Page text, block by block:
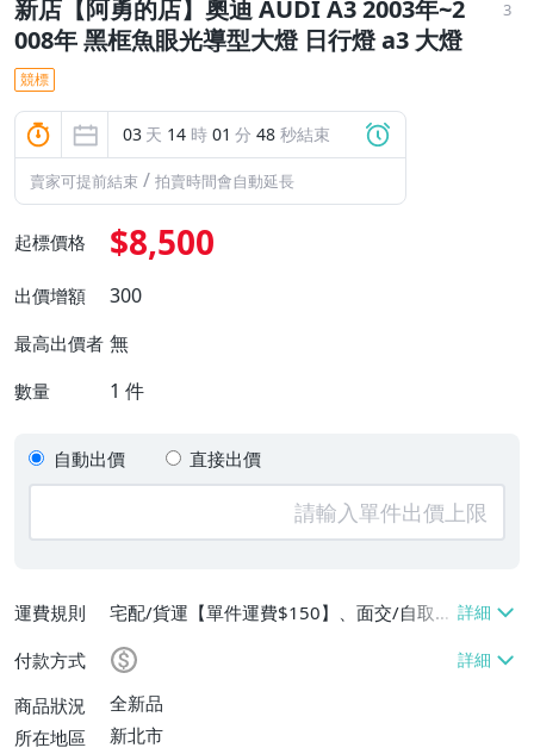
新店【阿勇的店】奧迪 AUDI A3 2003年~2
008年 黑框魚眼光導型大燈 日行燈 a3 大燈
3
競標
03 天 14 時 01 分 47 秒結束
賣家可提前結束 / 拍賣時間會自動延長
起標價格 $8,500
出價增額 300
最高出價者 無
數量 1 件
自動出價 直接出價
運費規則
宅配/貨運【單件運費$150】、面交/自取/
不寄送【免運費】
付款方式
商品狀況
全新品
所在地區
新北市